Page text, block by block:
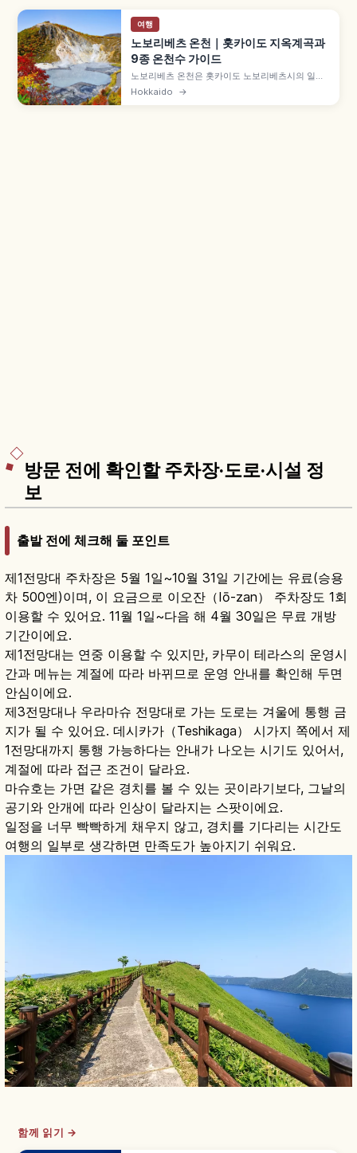
여행
노보리베츠 온천｜홋카이도 지옥계곡과
9종 온천수 가이드
노보리베츠 온천은 홋카이도 노보리베츠시의 일본
대표 온천지로, 화산 활동이 활발한 지옥계곡을 원
Hokkaido →
방문 전에 확인할 주차장·도로·시설 정
보
출발 전에 체크해 둘 포인트
제1전망대 주차장은 5월 1일~10월 31일 기간에는 유료(승용
차 500엔)이며, 이 요금으로 이오잔（Iō-zan） 주차장도 1회
이용할 수 있어요. 11월 1일~다음 해 4월 30일은 무료 개방
기간이에요.
제1전망대는 연중 이용할 수 있지만, 카무이 테라스의 운영시
간과 메뉴는 계절에 따라 바뀌므로 운영 안내를 확인해 두면
안심이에요.
제3전망대나 우라마슈 전망대로 가는 도로는 겨울에 통행 금
지가 될 수 있어요. 데시카가（Teshikaga） 시가지 쪽에서 제
1전망대까지 통행 가능하다는 안내가 나오는 시기도 있어서,
계절에 따라 접근 조건이 달라요.
마슈호는 가면 같은 경치를 볼 수 있는 곳이라기보다, 그날의
공기와 안개에 따라 인상이 달라지는 스팟이에요.
일정을 너무 빡빡하게 채우지 않고, 경치를 기다리는 시간도
여행의 일부로 생각하면 만족도가 높아지기 쉬워요.
함께 읽기 →